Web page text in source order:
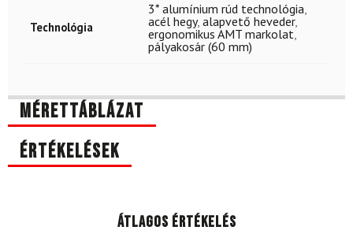
Technológia
3* alumínium rúd technológia,
acél hegy, alapvető heveder,
ergonomikus AMT markolat,
pályakosár (60 mm)
Mérettáblázat
Értékelések
Átlagos értékelés